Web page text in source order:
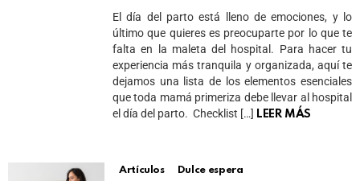
El día del parto está lleno de emociones, y lo
último que quieres es preocuparte por lo que te
falta en la maleta del hospital. Para hacer tu
experiencia más tranquila y organizada, aquí te
dejamos una lista de los elementos esenciales
que toda mamá primeriza debe llevar al hospital
el día del parto. Checklist […] LEER MÁS
Artículos Dulce espera